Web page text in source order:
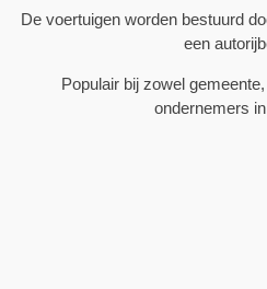
De voertuigen worden bestuurd
een
Populair bij zowel
ondernemers